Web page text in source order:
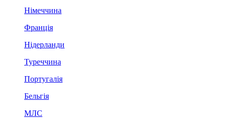
Німеччина
Франція
Нідерланди
Туреччина
Португалія
Бельгія
МЛС